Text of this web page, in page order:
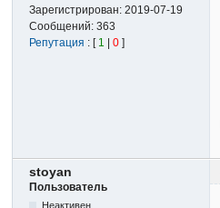
Зарегистрирован:2019-07-19
Сообщений:363
Репутация : [ 1 |0 ]
stoyan
Пользователь
Неактивен